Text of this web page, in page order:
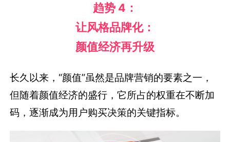
趋势 4：
让风格品牌化：
颜值经济再升级
长久以来，“颜值”虽然是品牌营销的要素之一，
但随着颜值经济的盛行，它所占的权重在不断加
码，逐渐成为用户购买决策的关键指标。